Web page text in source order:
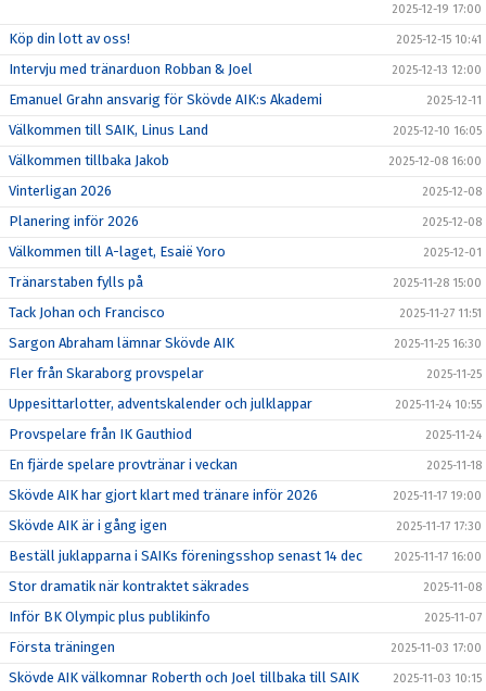
2025-12-19 17:00
Köp din lott av oss! 2025-12-15 10:41
Intervju med tränarduon Robban & Joel 2025-12-13 12:00
Emanuel Grahn ansvarig för Skövde AIK:s Akademi 2025-12-11
Välkommen till SAIK, Linus Land 2025-12-10 16:05
Välkommen tillbaka Jakob 2025-12-08 16:00
Vinterligan 2026 2025-12-08
Planering inför 2026 2025-12-08
Välkommen till A-laget, Esaië Yoro 2025-12-01
Tränarstaben fylls på 2025-11-28 15:00
Tack Johan och Francisco 2025-11-27 11:51
Sargon Abraham lämnar Skövde AIK 2025-11-25 16:30
Fler från Skaraborg provspelar 2025-11-25
Uppesittarlotter, adventskalender och julklappar 2025-11-24 10:55
Provspelare från IK Gauthiod 2025-11-24
En fjärde spelare provtränar i veckan 2025-11-18
Skövde AIK har gjort klart med tränare inför 2026 2025-11-17 19:00
Skövde AIK är i gång igen 2025-11-17 17:30
Beställ juklapparna i SAIKs föreningsshop senast 14 dec 2025-11-17 16:00
Stor dramatik när kontraktet säkrades 2025-11-08
Inför BK Olympic plus publikinfo 2025-11-07
Första träningen 2025-11-03 17:00
Skövde AIK välkomnar Roberth och Joel tillbaka till SAIK 2025-11-03 10:15